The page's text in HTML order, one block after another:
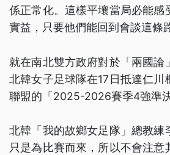
係正常化。這樣平壤當局必能感
實益，只要他們能回到會談這條
就在南北雙方政府對於「兩國論
北韓女子足球隊在17日抵達仁川
聯盟的「2025-2026賽季4強準決
北韓「我的故鄉女足隊」總教練
只是為比賽而來，所以不會注意